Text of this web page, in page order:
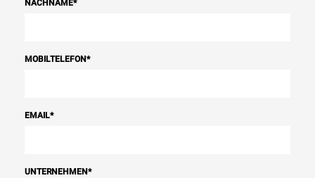
NACHNAME*
MOBILTELEFON*
EMAIL*
UNTERNEHMEN*